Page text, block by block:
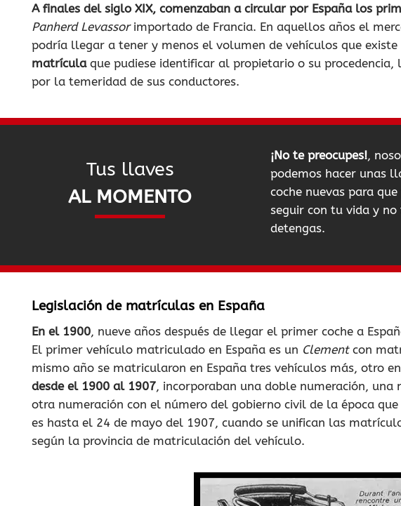
A finales del siglo XIX, comenzaban a circular por España los
Panherd Levassorimportado de Francia. En aquellos años el
podría llegar a tener y menos el volumen de vehículos que
matrículaque pudiese identificar al propietario o su procedencia,
por la temeridad de sus conductores.
Tus llaves
AL MOMENTO
¡No te preocupes!,
podemos hacer unas
coche nuevas para que
seguir con tu vida y no
detengas.
Legislación de matrículas en España
En el 1900, nueve años después de llegar el primer coche a
El primer vehículo matriculado en España es un Clementcon
mismo año se matricularon en España tres vehículos más, otro
desde el 1900 al 1907, incorporaban una doble numeración,
otra numeración con el número del gobierno civil de la época
es hasta el 24 de mayo del 1907, cuando se unifican las
según la provincia de matriculación del vehículo.